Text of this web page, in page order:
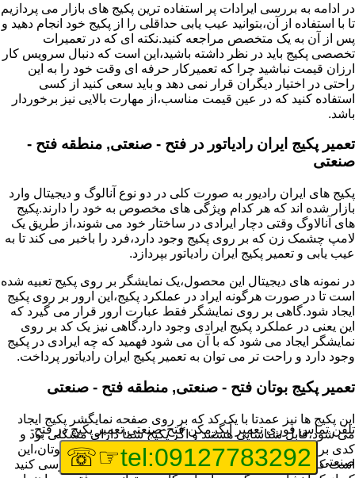
در ادامه به بررسی ایرادات پر استفاده ترین پکیج های بازار می پردازیم
تا با استفاده از آن،بتوانید عیب یابی حداقلی را از پکیج خود انجام دهید و
پس از آن به یک متخصص مراجعه کنید.نکته ای که در تعمیرات
تخصصی پکیج باید در نظر داشته باشید،این است که دنبال سرویس کار
ارزان قیمت نباشید چرا که تعمیرکار حرفه ای وقت خود را به این
راحتی در اختیار دیگران قرار نمی دهد و باید سعی کنید از کسی
استفاده کنید که در عین قیمت مناسب،از مهارت بالایی نیز برخوردار
باشد.
تعمیر پکیج ایران رادیاتور در فتح - صنعتی, منطقه فتح -
صنعتی
پکیج های ایران رادیور به صورت کلی در دو نوع آنالوگ و دیجیتال وارد
بازار شده اند که هر کدام ویژگی های مخصوص به خود را دارند.پکیج
های آنالاوگ وقتی دچار ایرادی در ساختار خود می شوند،از طریق یک
لامپ چشمک زن که بر روی پکیج وجود دارد،فرد را باخبر می کند تا به
عیب یابی و تعمیر پکیج ایران رادیاتور بپردازد.
در نمونه های دیجیتال این محصول،یک نمایشگر بر روی پکیج تعبیه شده
است تا در صورت هرگونه ایراد در عملکرد پکیج،این ارور بر روی پکیج
ایجاد شود.گاهی بر روی نمایشگر فقط عبارت ارور قرار می گیرد که
این یعنی در عملکرد پکیج ایرادی وجود دارد.گاهی نیز یک کد بر روی
نمایشگر ایجاد می شود که با آن می شود فهمید که چه ایرادی در پکیج
وجود دارد و راحت تر می توان به تعمیر پکیج ایران رادیاتور پرداخت.
تعمیر پکیج بوتان فتح - صنعتی, منطقه فتح - صنعتی
این پکیج ها نیز عمدتا با یک کد که بر روی صفحه نمایگشر پکیج ایجاد
می شود،قابل شناسایی هستند و اگر پکیج شما دارای مشکلی بود و
کدی برای شما نمایش داده شد،اولین کار برای تعمیر پکیج بوتان،این
است که عیب یابی انجام دهید و ایرادی که وجود دارد را بررسی کنید
تلفن تماس فوریتعمیر آبگرمکن فتح-صنعتی,تعمیر پکیج در فتح-
صنعتی tel:09127783292
☞☏